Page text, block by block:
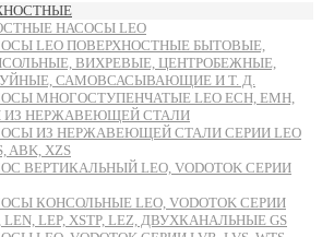
НАСОСЫ LEO
LEO ПОВЕРХНОСТНЫЕ БЫТОВЫЕ,
ВИХРЕВЫЕ, ЦЕНТРОБЕЖНЫЕ,
САМОВСАСЫВАЮЩИЕ И Т. Д.
МНОГОСТУПЕНЧАТЫЕ LEO ECH, EMH,
ИЗ НЕРЖАВЕЮЩЕЙ СТАЛИ
ИЗ НЕРЖАВЕЮЩЕЙ СТАЛИ СЕРИИ LEO
ABK, XZS
ВЕРТИКАЛЬНЫЙ LEO, VODOTOK СЕРИИ
КОНСОЛЬНЫЕ LEO, VODOTOK СЕРИИ
LEN, LEP, XSTP, LEZ, ДВУХКАНАЛЬНЫЕ GS